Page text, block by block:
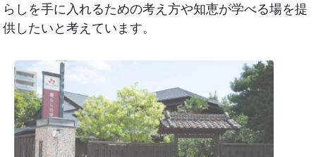
らしを手に入れるための考え方や知恵が学べる場を提
供したいと考えています。